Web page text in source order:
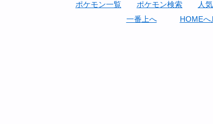
ポケモン一覧 ポケモン検索
人
一番上へ
HOMEへ